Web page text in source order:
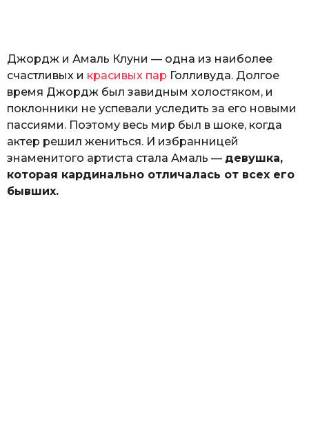
Джордж и Амаль Клуни — одна из наиболее
счастливых и красивых пар Голливуда. Долгое
время Джордж был завидным холостяком, и
поклонники не успевали уследить за его новыми
пассиями. Поэтому весь мир был в шоке, когда
актер решил жениться. И избранницей
знаменитого артиста стала Амаль — девушка,
которая кардинально отличалась от всех его
бывших.